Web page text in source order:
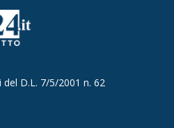
del D.L. 7/5/2001 n. 62